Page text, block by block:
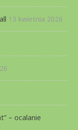
13 kwietnia 2026
– ocalanie